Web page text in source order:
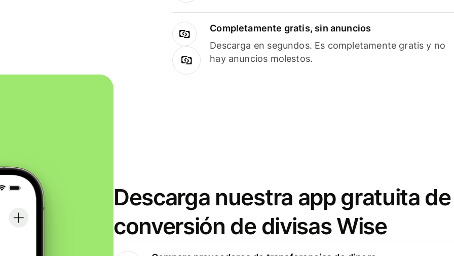
Completamente gratis, sin anuncios
Descarga en segundos. Es completamente gratis y no
hay anuncios molestos.
Descarga nuestra app gratuita de
conversión de divisas Wise